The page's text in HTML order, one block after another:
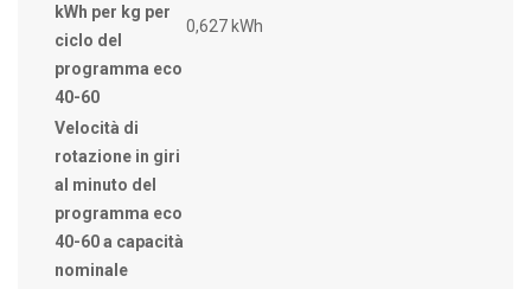
kWh per kg per
ciclo del
programma eco
40-60
0,627 kWh
Velocità di
rotazione in giri
al minuto del
programma eco
40-60 a capacità
nominale